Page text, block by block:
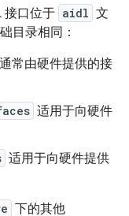
接口位于 aidl 文
目录相同：
常由硬件提供的接
适用于向硬件
适用于向硬件提供
下的其他